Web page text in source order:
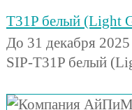
T31P белый (Light
До 31 декабря
SIP-T31P белый